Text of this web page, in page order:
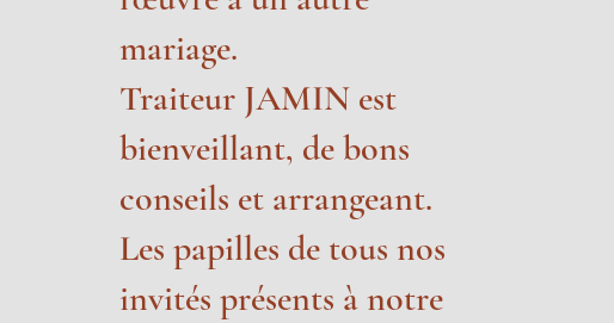
mariage.
Traiteur JAMIN est
bienveillant, de bons
conseils et arrangeant.
Les papilles de tous nos
invités présents à notre